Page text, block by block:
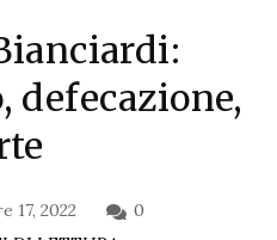
defecazione,
17, 2022
0